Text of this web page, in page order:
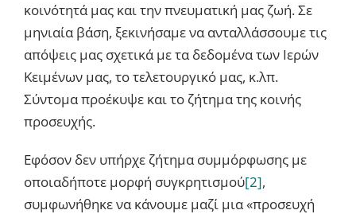
κοινότητά μας και την πνευματική μας ζωή. Σε
μηνιαία βάση, ξεκινήσαμε να ανταλλάσσουμε τις
απόψεις μας σχετικά με τα δεδομένα των Ιερών
Κειμένων μας, το τελετουργικό μας, κ.λπ.
Σύντομα προέκυψε και το ζήτημα της κοινής
προσευχής.
Εφόσον δεν υπήρχε ζήτημα συμμόρφωσης με
οποιαδήποτε μορφή συγκρητισμού[2],
συμφωνήθηκε να κάνουμε μαζί μια «προσευχή